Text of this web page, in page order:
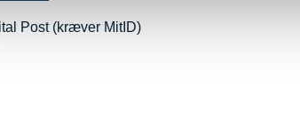
Post (kræver MitID)